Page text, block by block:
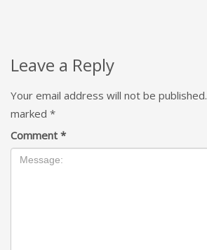
Leave a Reply
Your email address will not be published.
marked *
Comment *